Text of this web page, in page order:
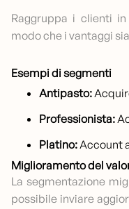
Raggruppa i clienti
modo che i vantaggi
Esempi di segmenti
Antipasto:
Professionista:
Platino:Account
Miglioramento del
La segmentazione
possibile inviare